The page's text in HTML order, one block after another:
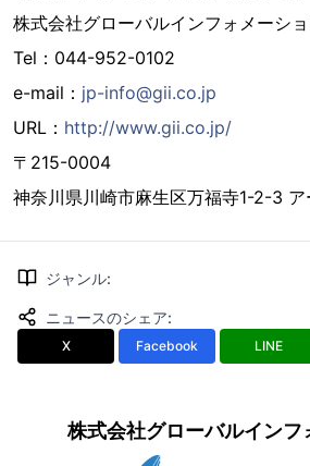
株式会社グローバルインフォメーシ
Tel：044-952-0102
e-mail： jp-info@gii.co.jp
URL： http://www.gii.co.jp/
〒215-0004
神奈川県川崎市麻生区万福寺1-2-3
ジャンル:
ニュースのシェア:
X Facebook LINE
株式会社グローバルインフ